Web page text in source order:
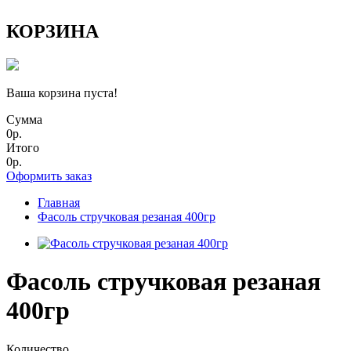
КОРЗИНА
Ваша корзина пуста!
Сумма
0р.
Итого
0р.
Оформить заказ
Главная
Фасоль стручковая резаная 400гр
Фасоль стручковая резаная
400гр